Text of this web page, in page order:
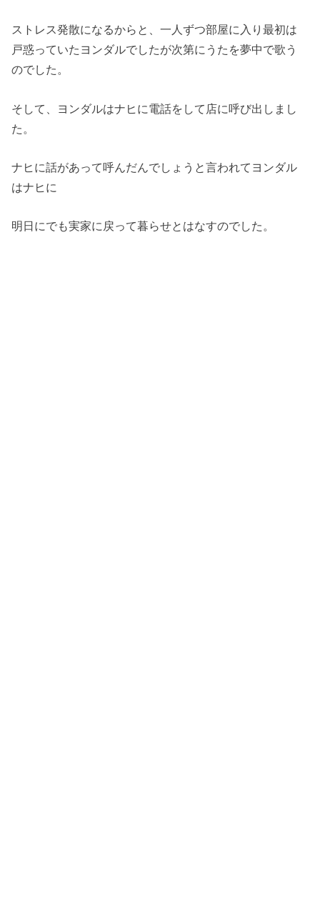
ストレス発散になるからと、一人ずつ部屋に入り最初は
戸惑っていたヨンダルでしたが次第にう たを夢中で歌う
のでした。
そして、ヨンダルはナヒに電話をして店に呼び出しまし
た。
ナヒに話があって呼んだんでしょうと言われてヨンダル
はナヒに
明日にでも実家に戻って暮らせとはなすのでした。